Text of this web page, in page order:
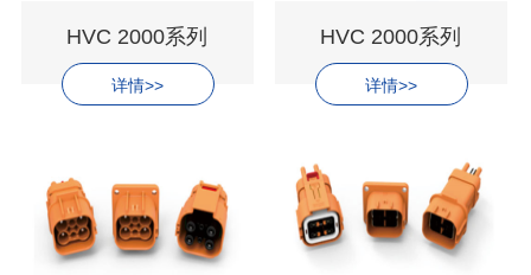
HVC 2000系列
详情>>
HVC 2000系列
详情>>